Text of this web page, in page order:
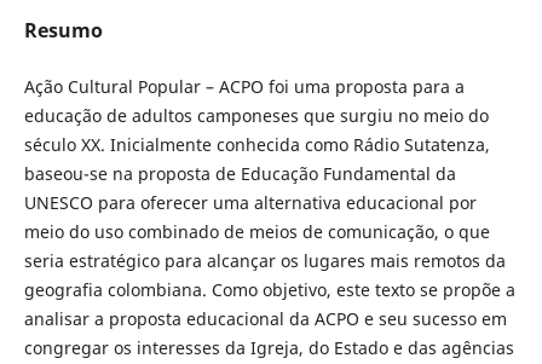
Resumo
Ação Cultural Popular – ACPO foi uma proposta para a
educação de adultos camponeses que surgiu no meio do
século XX. Inicialmente conhecida como Rádio Sutatenza,
baseou-se na proposta de Educação Fundamental da
UNESCO para oferecer uma alternativa educacional por
meio do uso combinado de meios de comunicação, o que
seria estratégico para alcançar os lugares mais remotos da
geografia colombiana. Como objetivo, este texto se propõe a
analisar a proposta educacional da ACPO e seu sucesso em
congregar os interesses da Igreja, do Estado e das agências